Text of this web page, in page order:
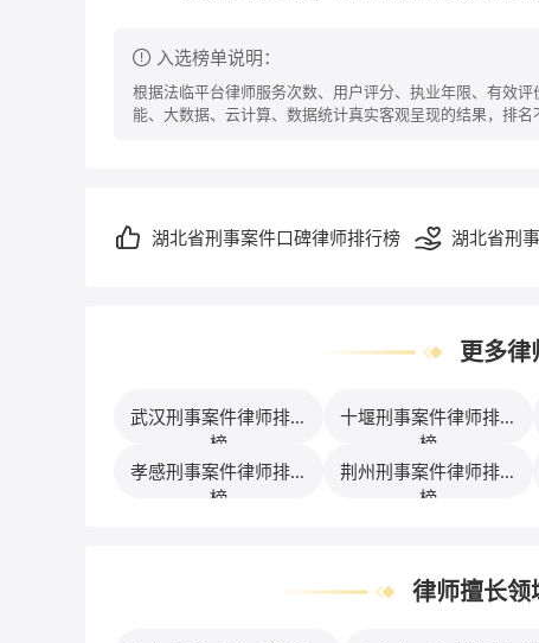
入选榜单说明：
根据法临平台律师服务次数、用户评分、执业年限、有效
能、大数据、云计算、数据统计真实客观呈现的结果，排名
湖北省刑事案件口碑律师排行榜
湖北省刑
更多律
武汉刑事案件律师排行
榜
十堰刑事案件律师排行
榜
孝感刑事案件律师排行
榜
荆州刑事案件律师排行
榜
律师擅长领